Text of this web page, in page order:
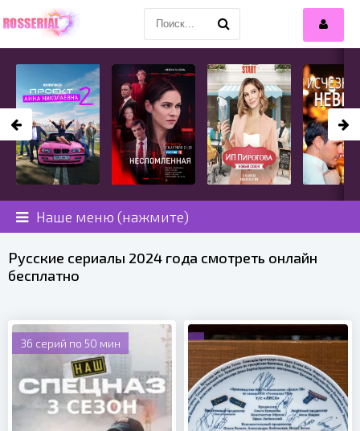
Наше меню (нажмите)
Русские сериалы 2024 года смотреть онлайн
бесплатно
36 серий по 50 мин